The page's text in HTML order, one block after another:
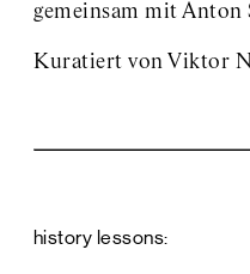
gemeinsam mit Anton
Kuratiert von Viktor
history lessons: